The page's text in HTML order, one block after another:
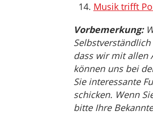
Musik trifft
Vorbemerkung:
dass wir mit allen
können uns bei
Sie interessante
schicken. Wenn
bitte Ihre